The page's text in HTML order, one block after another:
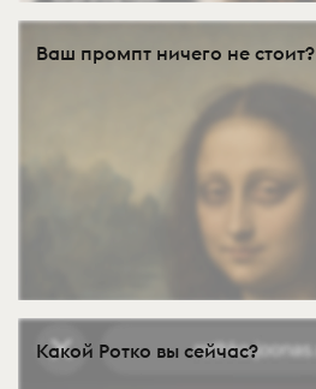
Ваш промпт ничего не стоит?
Какой Ротко вы сейчас?